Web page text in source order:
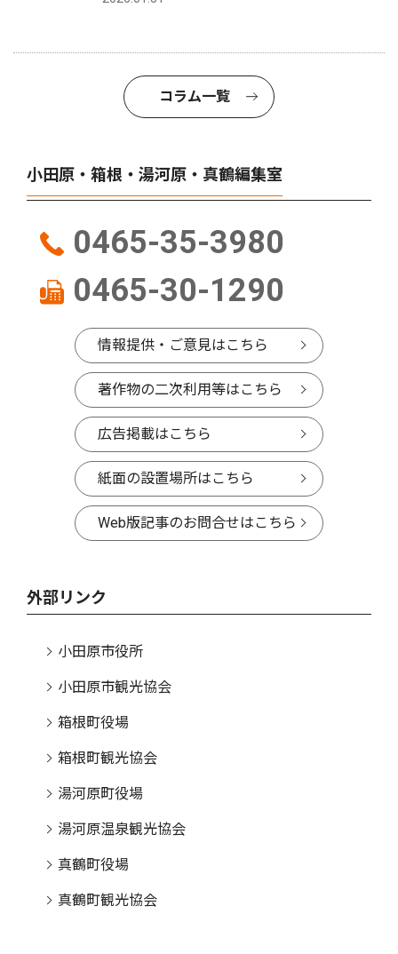
コラム一覧
小田原・箱根・湯河原・真鶴編集室
0465-35-3980
0465-30-1290
情報提供・ご意見はこちら
著作物の二次利用等はこちら
広告掲載はこちら
紙面の設置場所はこちら
Web版記事のお問合せはこちら
外部リンク
小田原市役所
小田原市観光協会
箱根町役場
箱根町観光協会
湯河原町役場
湯河原温泉観光協会
真鶴町役場
真鶴町観光協会